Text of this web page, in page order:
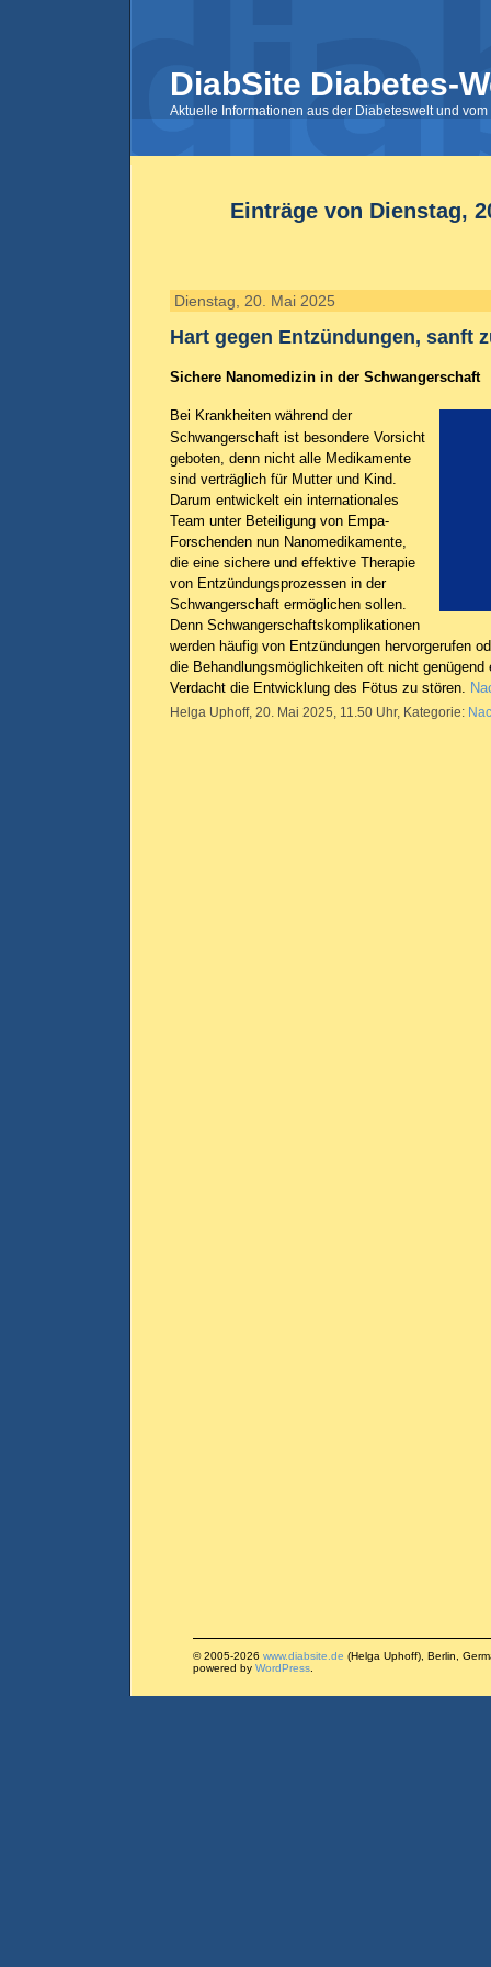
DiabSite Diabetes-
Aktuelle Informationen aus der Diabeteswelt und
Einträge von Dienstag,
Dienstag, 20. Mai 2025
Hart gegen Entzündungen, sanft
Sichere Nanomedizin in der Schwangerschaft
Bei Krankheiten während der
Schwangerschaft ist besondere Vorsicht
geboten, denn nicht alle Medikamente
sind verträglich für Mutter und Kind.
Darum entwickelt ein internationales
Team unter Beteiligung von Empa-
Forschenden nun Nanomedikamente,
die eine sichere und effektive Therapie
von Entzündungsprozessen in der
Schwangerschaft ermöglichen sollen.
Denn Schwangerschaftskomplikationen
werden häufig von Entzündungen hervorgerufen
die Behandlungsmöglichkeiten oft nicht
Verdacht die Entwicklung des Fötus zu stören.
Helga Uphoff, 20. Mai 2025, 11.50 Uhr, Kategorie:
© 2005-2026 www.diabsite.de (Helga Uphoff), Berlin,
powered by WordPress.